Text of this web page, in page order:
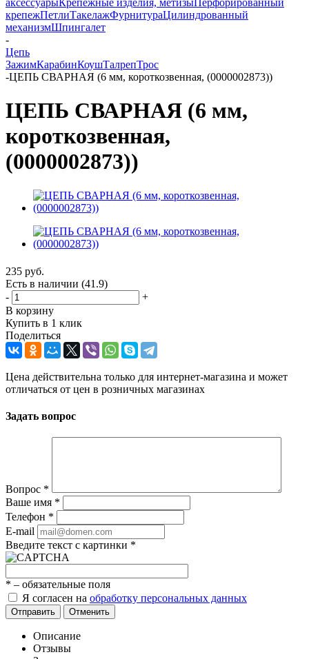
аксессуарыКрепежные изделия, метизыПерфорированный
крепежПетлиТакелажФурнитураЦилиндрованный
механизмШпингалет
-
Цепь
ЗажимКарабинКоушТалрепТрос
-ЦЕПЬ СВАРНАЯ (6 мм, короткозвенная, (0000002873))
ЦЕПЬ СВАРНАЯ (6 мм,
короткозвенная,
(0000002873))
235 руб.
Есть в наличии (41.9)
-
+
В корзину
Купить в 1 клик
Поделиться
Цена действительна только для интернет-магазина и может
отличаться от цен в розничных магазинах
Задать вопрос
Вопрос *
Ваше имя *
Телефон *
E-mail
Введите текст с картинки *
* – обязательные поля
Я согласен на обработку персональных данных
Отправить Отменить
Описание
Отзывы